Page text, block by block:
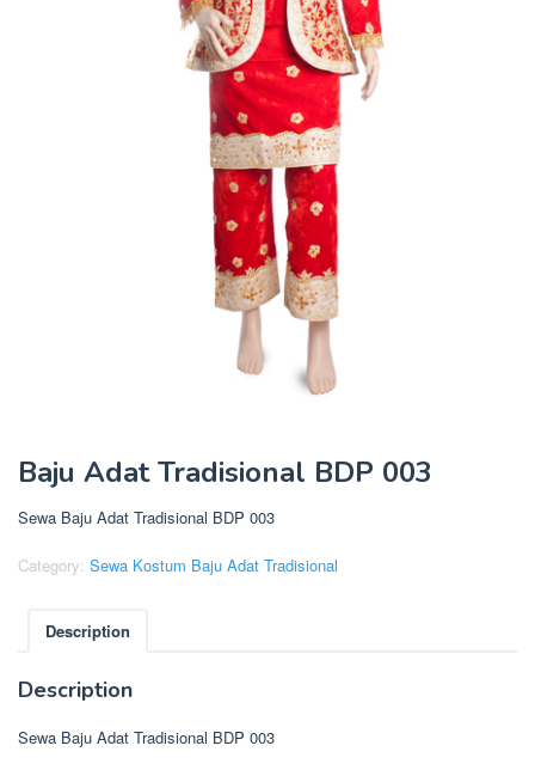
Baju Adat Tradisional BDP 003
Sewa Baju Adat Tradisional BDP 003
Category: Sewa Kostum Baju Adat Tradisional
Description
Description
Sewa Baju Adat Tradisional BDP 003